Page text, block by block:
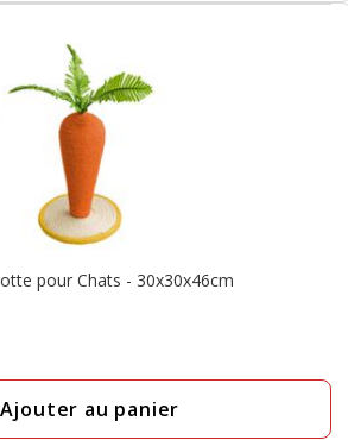
pour Chats - 30x30x46cm
Ajouter au panier